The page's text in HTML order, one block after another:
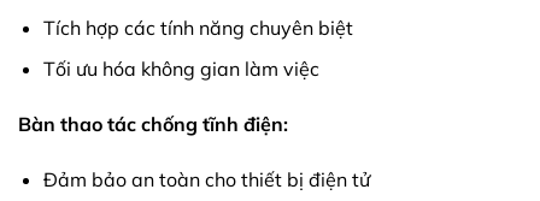
Tích hợp các tính năng chuyên biệt
Tối ưu hóa không gian làm việc
Bàn thao tác chống tĩnh điện:
Đảm bảo an toàn cho thiết bị điện tử